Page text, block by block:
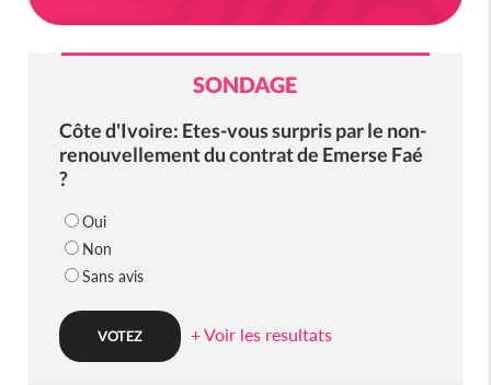
SONDAGE
Côte d'Ivoire: Etes-vous surpris par le non-
renouvellement du contrat de Emerse Faé
?
Oui
Non
Sans avis
+ Voir les resultats